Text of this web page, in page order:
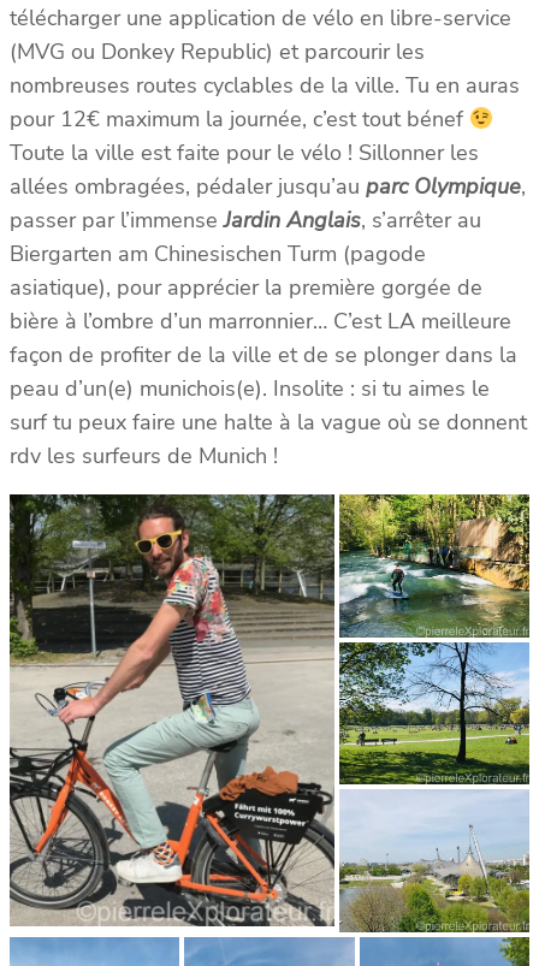
télécharger une application de vélo en libre-service
(MVG ou Donkey Republic) et parcourir les
nombreuses routes cyclables de la ville. Tu en auras
pour 12€ maximum la journée, c’est tout bénef
Toute la ville est faite pour le vélo ! Sillonner les
allées ombragées, pédaler jusqu’au parc Olympique,
passer par l’immenseJardin Anglais, s’arrêter au
Biergarten am Chinesischen Turm (pagode
asiatique), pour apprécier la première gorgée de
bière à l’ombre d’un marronnier… C’est LA meilleure
façon de profiter de la ville et de se plonger dans la
peau d’un(e) munichois(e). Insolite : si tu aimes le
surf tu peux faire une halte à la vague où se donnent
rdv les surfeurs de Munich !